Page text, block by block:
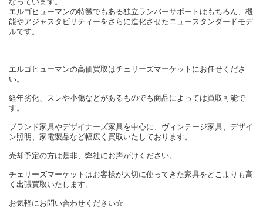
エルゴヒューマンの特徴でもある独立ランバーサポートはもちろん、機
能やアジャスタビリティーをさらに進化させたニュースタンダードモデ
ルです。
エルゴヒューマンの高価買取はチェリーズマーケットにお任せくださ
い。
経年劣化、スレや小傷などがあるものでも商品によっては買取可能で
す。
ブランド家具やデザイナーズ家具を中心に、ヴィンテージ家具、デザイ
ン照明、家電製品など幅広く買取いたしております。
売却予定の方は是非、弊社にお声がけください。
チェリーズマーケットはお客様が大切に使ってきた家具をどこよりも高
く出張買取いたします。
お気軽にお問い合わせください☆